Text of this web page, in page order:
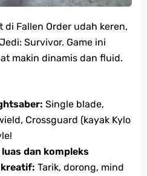
di Fallen Order udah keren,
Survivor. Game ini
makin dinamis dan fluid.
Single blade,
Crossguard (kayak Kylo
dan kompleks
Tarik, dorong, mind